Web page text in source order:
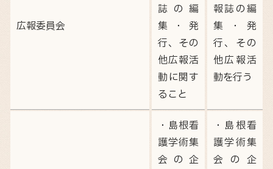
広報委員会
誌の編
集・発
行、その
他広報活
動に関す
ること
報誌の編
集・発
行、その
他広報活
動を行う
・島根看
護学術集
会の企
・島根看
護学術集
会の企